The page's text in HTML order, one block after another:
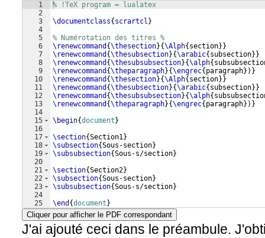
1
2
3
4
5
6
7
8
9
10
11
12
13
14
15
16
17
18
19
20
21
22
23
24
25
% !TeX program = lualatex
\documentclass{ scrartcl }
% Numérotation des titres %
\renewcommand {\thesection}{\Alph{ section}}
\renewcommand {\thesubsection}{\arabic{ subsection}}
\renewcommand {\thesubsubsection}{\alph{
\renewcommand {\theparagraph}{\engrec{ paragraph})}
\renewcommand {\thesection}{\Alph{ section}}
\renewcommand {\thesubsection}{\arabic{ subsection}}
\renewcommand {\thesubsubsection}{\alph{
\renewcommand {\theparagraph}{\engrec{ paragraph})}
\begin{document }
\section{Section1}
\subsection{Sous-section}
\subsubsection{Sous-s/section}
\section{Section2}
\subsection{Sous-section}
\subsubsection{Sous-s/section}
\end {document }
Cliquer pour afficher le PDF correspondant
J'ai ajouté ceci dans le préambule.